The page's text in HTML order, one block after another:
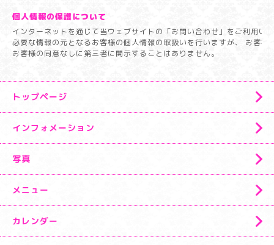
個人情報の保護について
インターネットを通じて当ウェブサイトの「お問い合わせ」をご利用い
必要な情報の元となるお客様の個人情報の取扱いを行いますが、 お客様
お客様の同意なしに第三者に開示することはありません。
トップページ
インフォメーション
写真
メニュー
カレンダー